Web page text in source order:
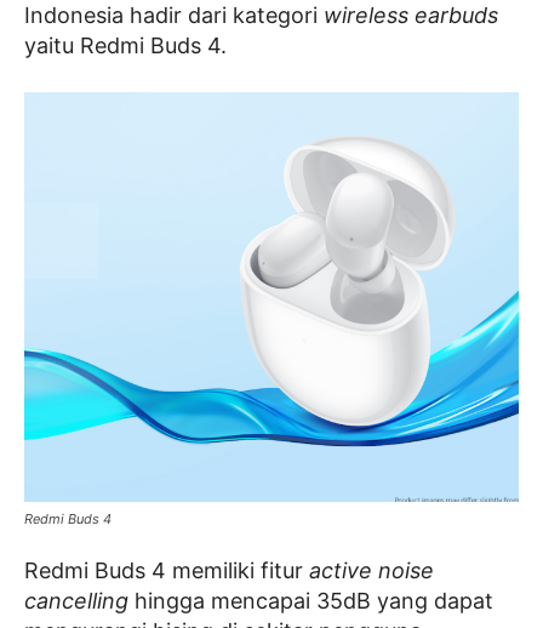
Indonesia hadir dari kategori wireless earbuds
yaitu Redmi Buds 4.
Redmi Buds 4
Redmi Buds 4 memiliki fitur active noise
cancelling hingga mencapai 35dB yang dapat